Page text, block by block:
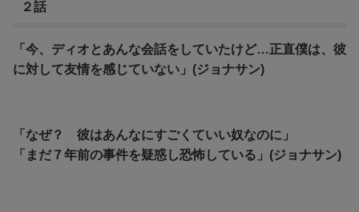
２話
「今、ディオとあんな会話をしていたけど…正直僕は、彼
に対して友情を感じていない」(ジョナサン)
「なぜ？ 彼はあんなにすごくていい奴なのに」
「まだ７年前の事件を疑惑し恐怖している」(ジョナサン)